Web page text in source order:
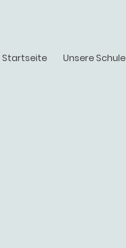
Startseite Unsere Schule